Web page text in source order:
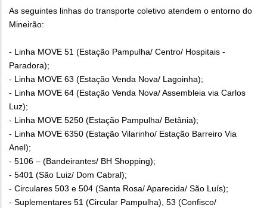
As seguintes linhas do transporte coletivo atendem o entorno do
Mineirão:
- Linha MOVE 51 (Estação Pampulha/ Centro/ Hospitais -
Paradora);
- Linha MOVE 63 (Estação Venda Nova/ Lagoinha);
- Linha MOVE 64 (Estação Venda Nova/ Assembleia via Carlos
Luz);
- Linha MOVE 5250 (Estação Pampulha/ Betânia);
- Linha MOVE 6350 (Estação Vilarinho/ Estação Barreiro Via
Anel);
- 5106 – (Bandeirantes/ BH Shopping);
- 5401 (São Luiz/ Dom Cabral);
- Circulares 503 e 504 (Santa Rosa/ Aparecida/ São Luís);
- Suplementares 51 (Circular Pampulha), 53 (Confisco/